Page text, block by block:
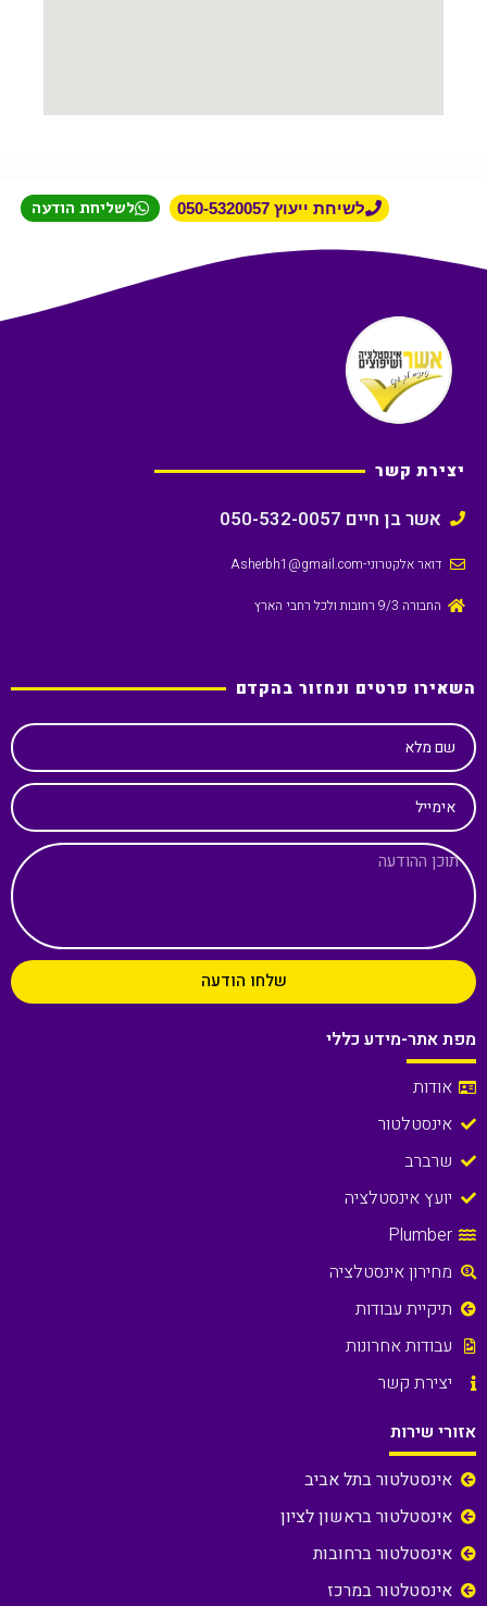
לשיחת ייעוץ 050-5320057 לשליחת הודעה
יצירת קשר
אשר בן חיים 050-532-0057
דואר אלקטרוני-Asherbh1@gmail.com
החבורה 9/3 רחובות ולכל רחבי הארץ
השאירו פרטים ונחזור בהקדם
שם מלא
אימייל
שלחו הודעה
מפת אתר-מידע כללי
אודות
אינסטלטור
שרברב
יועץ אינסטלציה
Plumber
מחירון אינסטלציה
תיקיית עבודות
עבודות אחרונות
יצירת קשר
אזורי שירות
אינסטלטור בתל אביב
אינסטלטור בראשון לציון
אינסטלטור ברחובות
אינסטלטור במרכז